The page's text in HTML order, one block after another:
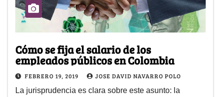
Cómo se fija el salario de los
empleados públicos en Colombia
FEBRERO 19, 2019 JOSE DAVID NAVARRO POLO
La jurisprudencia es clara sobre este asunto: la